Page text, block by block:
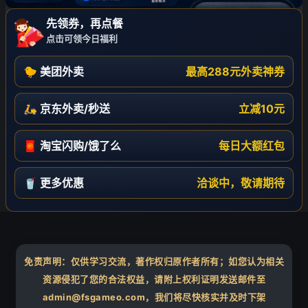
先领券，再点餐
点击可领今日福利
🐤 美团外卖 最高288元外卖神券
🛵 京东外卖/秒送 立减10元
🧧 淘宝闪购/饿了么 每日大额红包
🥤 更多优惠 洽谈中，敬请期待
免责声明：仅供学习交流，著作权归原作者所有；如您认为相关
资源侵犯了您的合法权益，请附上权利证明发送邮件至
admin@fsgameo.com，我们将尽快核实并及时下架